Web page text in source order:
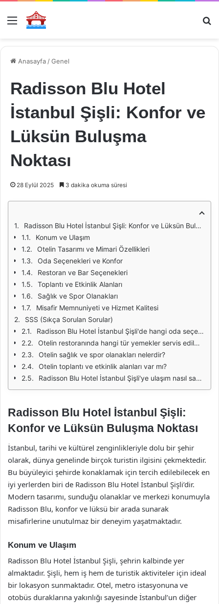
Menü
Anasayfa /Genel
Radisson Blu Hotel
İstanbul Şişli: Konfor ve
Lüksün Buluşma
Noktası
28 Eylül 2025 3 dakika okuma süresi
Radisson Blu Hotel İstanbul Şişli: Konfor ve Lüksün Buluşma Noktası
Konum ve Ulaşım
Otelin Tasarımı ve Mimari Özellikleri
Oda Seçenekleri ve Konfor
Restoran ve Bar Seçenekleri
Toplantı ve Etkinlik Alanları
Sağlık ve Spor Olanakları
Misafir Memnuniyeti ve Hizmet Kalitesi
SSS (Sıkça Sorulan Sorular)
Radisson Blu Hotel İstanbul Şişli'de hangi oda seçenekleri bulunmaktadır?
Otelin restoranında hangi tür yemekler servis edilmektedir?
Otelin sağlık ve spor olanakları nelerdir?
Otelin toplantı ve etkinlik alanları var mı?
Radisson Blu Hotel İstanbul Şişli'ye ulaşım nasıl sağlanır?
Radisson Blu Hotel İstanbul Şişli:
Konfor ve Lüksün Buluşma Noktası
İstanbul, tarihi ve kültürel zenginlikleriyle dolu bir şehir
olarak, dünya genelinde birçok turistin ilgisini çekmektedir.
Bu büyüleyici şehirde konaklamak için tercih edilebilecek en
iyi yerlerden biri de Radisson Blu Hotel İstanbul Şişli’dir.
Modern tasarımı, sunduğu olanaklar ve merkezi konumuyla
Radisson Blu, konfor ve lüksü bir arada sunarak
misafirlerine unutulmaz bir deneyim yaşatmaktadır.
Konum ve Ulaşım
Radisson Blu Hotel İstanbul Şişli, şehrin kalbinde yer
almaktadır. Şişli, hem iş hem de turistik aktiviteler için ideal
bir lokasyon sunmaktadır. Otel, metro istasyonuna ve
otobüs duraklarına yakınlığı sayesinde İstanbul’un diğer